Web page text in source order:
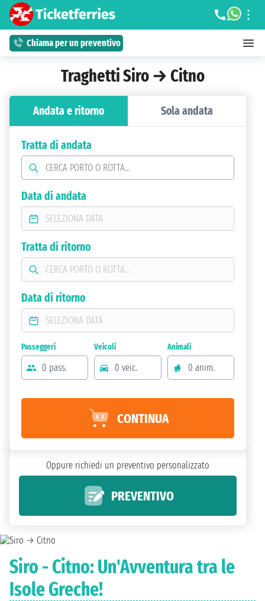
Chiama per un preventivo
Traghetti Siro → Citno
Siro - Citno: Un'Avventura tra le
Isole Greche!
Andata e ritorno Sola andata
Tratta di andata
Data di andata
Tratta di ritorno
Data di ritorno
Passeggeri
0 pass.
Veicoli
0 veic.
Animali
0 anim.
CONTINUA
Oppure richiedi un preventivo personalizzato
PREVENTIVO